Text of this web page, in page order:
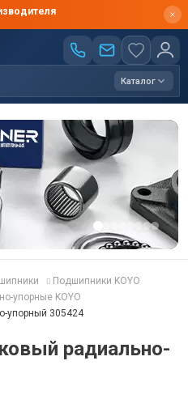
в короткие сроки
Каталог
Подшипники KOYO
упорные KOYO
упорный 305424
радиально-